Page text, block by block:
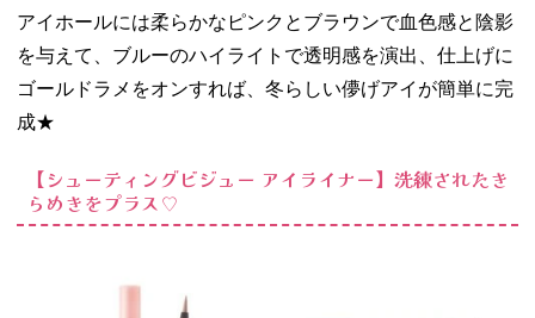
アイホールには柔らかなピンクとブラウンで血色感と陰影
を与えて、ブルーのハイライトで透明感を演出、仕上げに
ゴールドラメをオンすれば、冬らしい儚げアイが簡単に完
成★
【シューティングビジュー アイライナー】洗練されたき
らめきをプラス♡